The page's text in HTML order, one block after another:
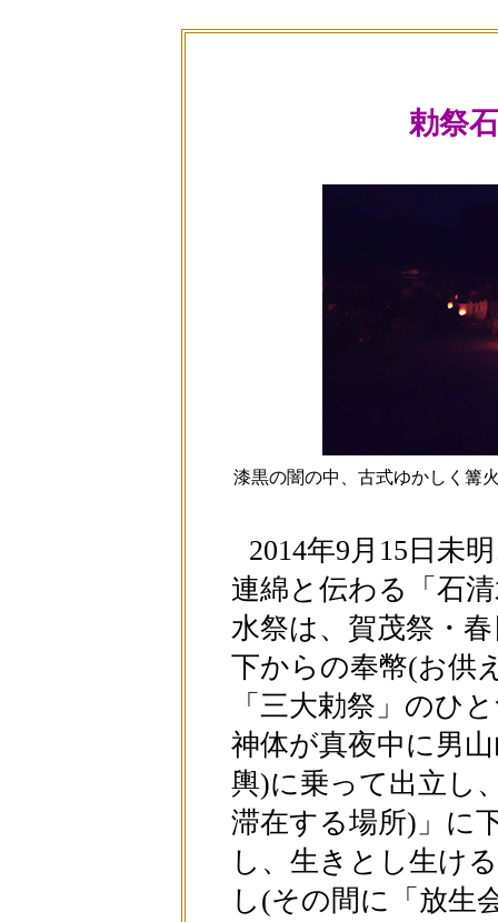
勅祭
漆黒の闇の中、古式ゆかしく篝
2014年9月15日未
連綿と伝わる「石
水祭は、賀茂祭・
下からの奉幣(お供
「三大勅祭」のひ
神体が真夜中に男
輿)に乗って出立し
滞在する場所)」に
し、生きとし生け
し(その間に「放生